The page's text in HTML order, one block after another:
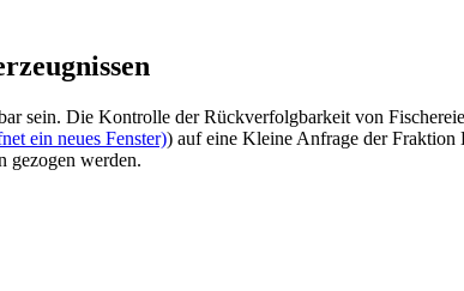
sein. Die Kontrolle der Rückverfolgbarkeit von
ein neues Fenster)) auf eine Kleine Anfrage der
gezogen werden.